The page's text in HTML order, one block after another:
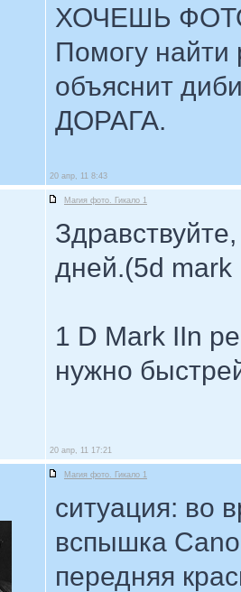
ХОЧЕШЬ
Помогу найти
объяснит
ДОРАГА.
20 апр, 11 8:43
Магия фото. Гикало 1
дней.(5d mark
1 D Мark IIn
нужно
20 апр, 11 17:21
Магия фото. Гикало 1
ситуация: во
вспышка
передняя